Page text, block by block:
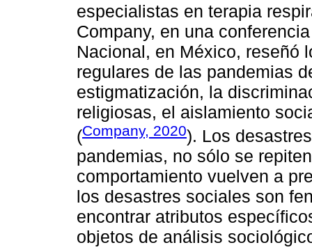
especialistas en terapia
Company, en una
Nacional, en México, reseñó
regulares de las pandemias
estigmatización, la
religiosas, el aislamiento
(Company, 2020). Los
pandemias, no sólo se
comportamiento vuelven a
los desastres sociales son
encontrar atributos
objetos de análisis